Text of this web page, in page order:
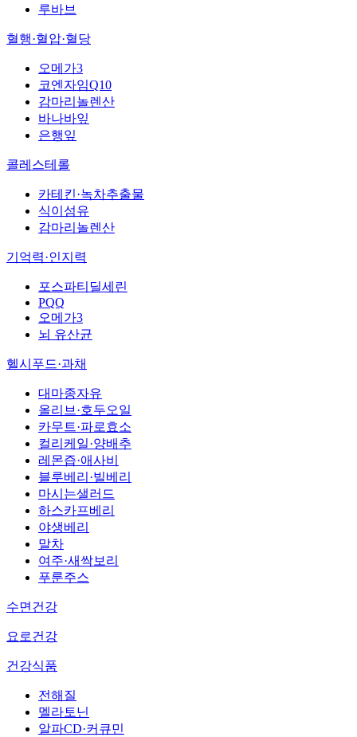
루바브
혈행·혈압·혈당
오메가3
코엔자임Q10
감마리놀렌산
바나바잎
은행잎
콜레스테롤
카테킨·녹차추출물
식이섬유
감마리놀렌산
기억력·인지력
포스파티딜세린
PQQ
오메가3
뇌 유산균
헬시푸드·과채
대마종자유
올리브·호두오일
카무트·파로효소
컬리케일·양배추
레몬즙·애사비
블루베리·빌베리
마시는샐러드
하스카프베리
야생베리
말차
여주·새싹보리
푸룬주스
수면건강
요로건강
건강식품
전해질
멜라토닌
알파CD·커큐민